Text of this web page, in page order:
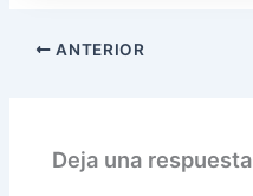
ANTERIOR
Deja una respuesta